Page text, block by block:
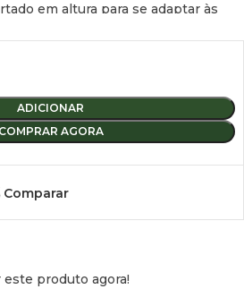
em altura para se adaptar às
cm.
ADICIONAR
COMPRAR AGORA
Comparar
este produto agora!